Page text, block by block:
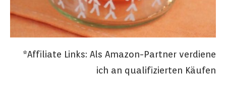
*Affiliate Links: Als Amazon-Partner verdiene
ich an qualifizierten Käufen